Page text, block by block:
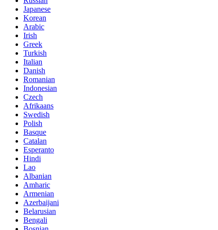
Japanese
Korean
Arabic
Irish
Greek
Turkish
Italian
Danish
Romanian
Indonesian
Czech
Afrikaans
Swedish
Polish
Basque
Catalan
Esperanto
Hindi
Lao
Albanian
Amharic
Armenian
Azerbaijani
Belarusian
Bengali